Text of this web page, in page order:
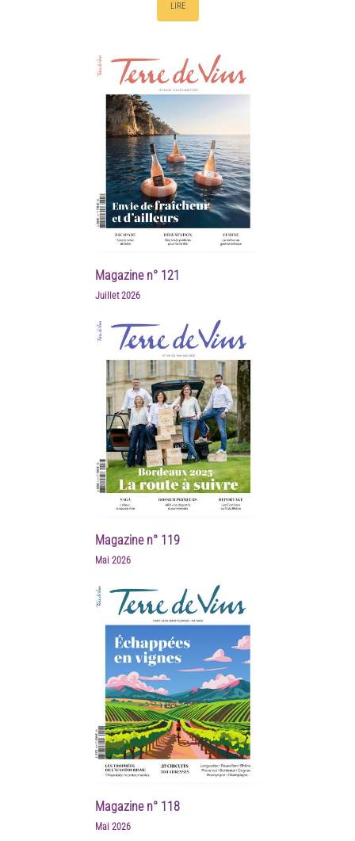
LIRE
Magazine n° 121
Juillet 2026
Magazine n° 119
Mai 2026
Magazine n° 118
Mai 2026